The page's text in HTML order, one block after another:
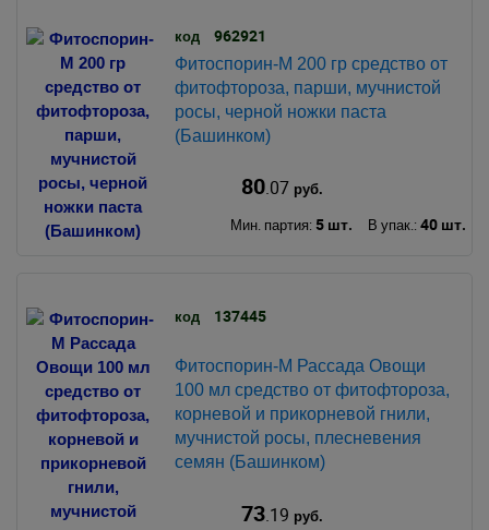
код 962921
Фитоспорин-М 200 гр средство от
фитофтороза, парши, мучнистой
росы, черной ножки паста
(Башинком)
80.07 руб.
Мин. партия: 5 шт. В упак.: 40 шт.
код 137445
Фитоспорин-М Рассада Овощи
100 мл средство от фитофтороза,
корневой и прикорневой гнили,
мучнистой росы, плесневения
семян (Башинком)
73.19 руб.